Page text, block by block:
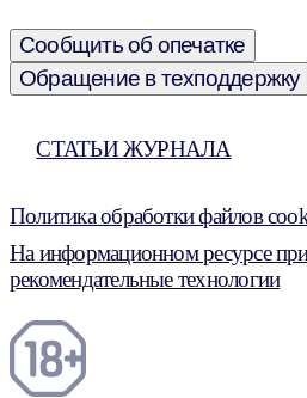
Сообщить об опечатке
Обращение в техподдержку
СТАТЬИ ЖУРНАЛА
Политика обработки файлов
На информационном ресурсе
рекомендательные технологии